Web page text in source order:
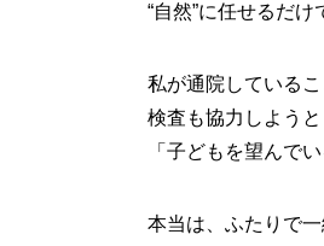
“自然”に任せるだけ
私が通院しているこ
検査も協力しよう
「子どもを望んで
本当は、ふたりで